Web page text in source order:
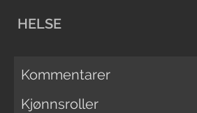
HELSE
Kommentarer
Kjønnsroller